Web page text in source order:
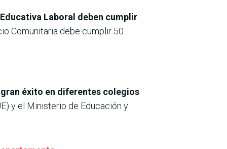
Laboral deben cumplir
Comunitaria debe cumplir 50
gran éxito en diferentes colegios
y el Ministerio de Educación y